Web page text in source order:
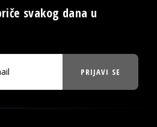
svakog dana u
PRIJAVI SE